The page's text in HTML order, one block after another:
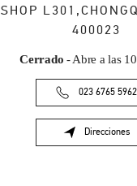
SHOP
400023
Cerrado - Abre a las
023 6765 5962
Direcciones
Link